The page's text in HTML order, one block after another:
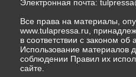
Электронная почта:
Все права на материалы,
www.tulapressa.ru,
в соответствии с законом об
Использование материалов
соблюдении Правил их
сайте.